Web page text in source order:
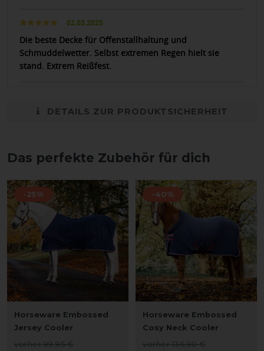
02.03.2025
Die beste Decke für Offenstallhaltung und
Schmuddelwetter. Selbst extremen Regen hielt sie
stand. Extrem Reißfest.
DETAILS ZUR PRODUKTSICHERHEIT
Das perfekte Zubehör für dich
-25%
Horseware Embossed
Jersey Cooler
vorher 99,95 €
-40%
Horseware Embossed
Cosy Neck Cooler
vorher 136,90 €